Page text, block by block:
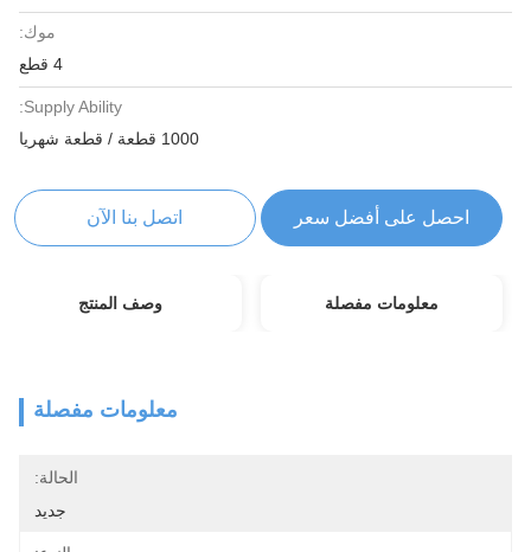
موك:
4 قطع
Supply Ability:
1000 قطعة / قطعة شهريا
احصل على أفضل سعر اتصل بنا الآن
معلومات مفصلة وصف المنتج
معلومات مفصلة
الحالة:
جديد